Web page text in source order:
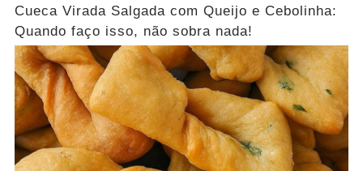
Cueca Virada Salgada com Queijo e Cebolinha:
Quando faço isso, não sobra nada!